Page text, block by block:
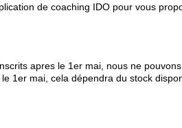
de coaching IDO pour vous
apres le 1er mai, nous ne
1er mai, cela dépendra du stock